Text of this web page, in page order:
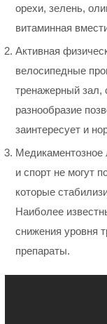
орехи, зелень,
витаминная
Активная
велосипедные
тренажерный зал,
разнообразие
заинтересует и
Медикаментозное
и спорт не могут
которые
Наиболее
снижения уровня
препараты.